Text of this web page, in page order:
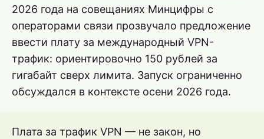
2026 года на совещаниях Минцифры с
операторами связи прозвучало предложение
ввести плату за международный VPN-
трафик: ориентировочно 150 рублей за
гигабайт сверх лимита. Запуск ограниченно
обсуждался в контексте осени 2026 года.
Плата за трафик VPN — не закон, но